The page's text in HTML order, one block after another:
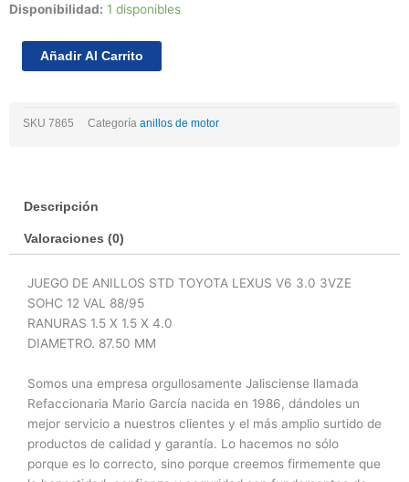
Disponibilidad: 1 disponibles
Juego
Anillos
Std
V6
88/95
Añadir Al Carrito
SKU 7865 Categoría anillos de motor
Descripción
Valoraciones (0)
JUEGO DE ANILLOS STD TOYOTA LEXUS V6 3.0 3VZE
SOHC 12 VAL 88/95
RANURAS 1.5 X 1.5 X 4.0
DIAMETRO. 87.50 MM
Somos una empresa orgullosamente Jalisciense llamada
Refaccionaria Mario García nacida en 1986, dándoles un
mejor servicio a nuestros clientes y el más amplio surtido de
productos de calidad y garantía. Lo hacemos no sólo
porque es lo correcto, sino porque creemos firmemente que